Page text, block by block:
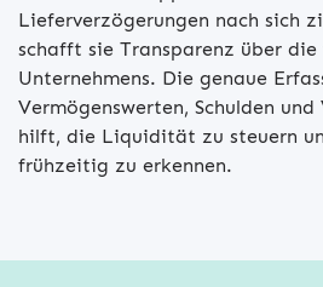
Lieferverzögerungen nach sich
schafft sie Transparenz über
Unternehmens. Die genaue
Vermögenswerten, Schulden
hilft, die Liquidität zu steuern
frühzeitig zu erkennen.